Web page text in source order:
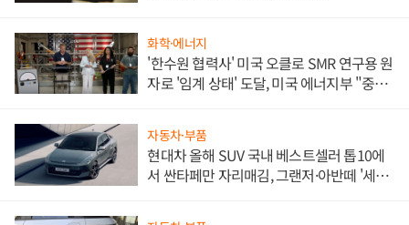
화학·에너지
'한수원 협력사' 미국 오클로 SMR 연구용 원
자로 '임계 상태' 도달, 미국 에너지부 "중요
자동차·부품
현대차 올해 SUV 국내 베스트셀러 톱10에
서 싼타페만 자리매김, 그랜저·아반떼 '세단